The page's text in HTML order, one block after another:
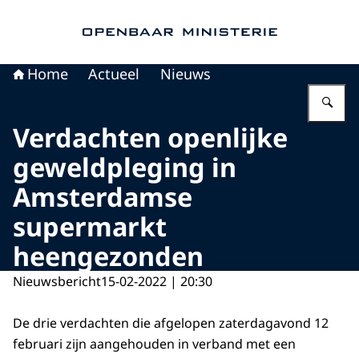
Home Actueel Nieuws
Verdachten openlijke
geweldpleging in
Amsterdamse
supermarkt
heengezonden
Nieuwsbericht15-02-2022 | 20:30
De drie verdachten die afgelopen zaterdagavond 12
februari zijn aangehouden in verband met een